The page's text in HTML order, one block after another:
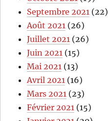
Septembre 2021 (22)
Août 2021 (26)
Juillet 2021 (26)
Juin 2021 (15)
Mai 2021 (13)
Avril 2021 (16)
Mars 2021 (23)
Février 2021 (15)